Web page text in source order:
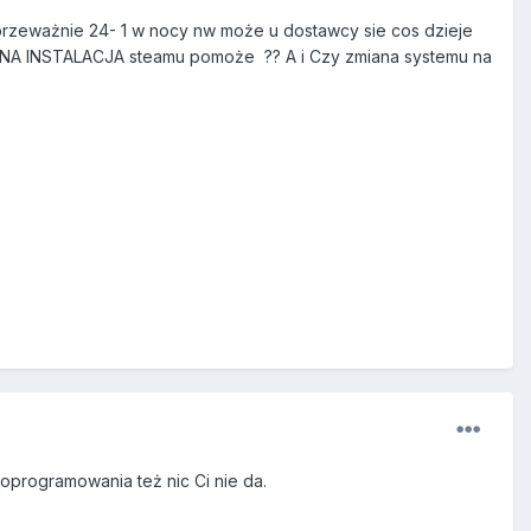
24- 1 w nocy nw może u dostawcy sie cos dzieje
INSTALACJA steamu pomoże ?? A i Czy zmiana systemu na
też nic Ci nie da.